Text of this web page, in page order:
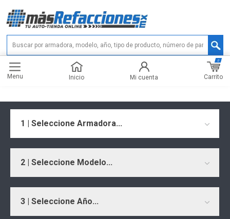
Menu Inicio Mi cuenta Carrito
0
1 | Seleccione Armadora...
2 | Seleccione Modelo...
3 | Seleccione Año...